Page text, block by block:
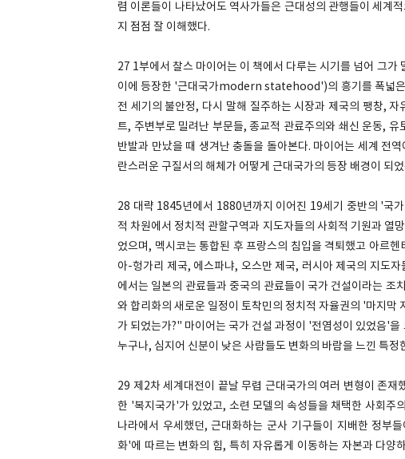
렴 이론들이 나타났어도 역사가들은 근대성의 관행들이 세계
지 점점 잘 이해했다.
27 1부에서 찰스 마이어는 이 책에서 다루는 시기를 넘어 그
이에 등장한 '근대국가modern statehood')의 흥기를 폭넓은
전 세기의 불안정, 다시 말해 질주하는 시장과 제국의 팽창,
트, 주변부로 밀려난 부문들, 종교적 관료주의와 쇄신 운동,
반발과 만났을 때 생겨난 충돌을 돌아본다. 마이어는 세계 전
란스러운 구질서의 해체가 어떻게 근대국가의 등장 배경이 되
28 대략 1845년에서 1880년까지 이어진 19세기 중반의 '국
적 차원에서 정치적 관할구역과 지도자들의 사회적 기원과 열
었으며, 멕시코는 통합된 후 프랑스의 침입을 격퇴했고 아르
아-헝가리 제국, 에스파냐, 오스만 제국, 러시아 제국의 지도
에서는 일본의 관료들과 중국의 관료들이 국가 건설이라는 조
와 합리화의 새로운 일정이 토착민의 정치적 자율권의 '마지
가 되었는가?" 마이어는 국가 건설 과정이 '전염성이 있었음'
누구나, 심지어 신분이 낮은 사람들도 변화의 바람을 느낀 특
29 제2차 세계대전이 끝날 무렵 근대국가의 여러 변형이 존
한 '복지국가'가 있었고, 소련 모델의 속성들을 채택한 사회주
나라에서 우세했던, 근대화하는 군사 기구들이 지배한 정부
화'에 따르는 변화의 힘, 특히 자유롭게 이동하는 자본과 다양